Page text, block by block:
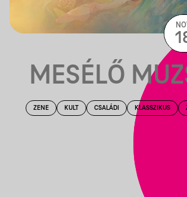
MESÉLŐ
ZENE KULT CSALÁDI KLASSZIKUS